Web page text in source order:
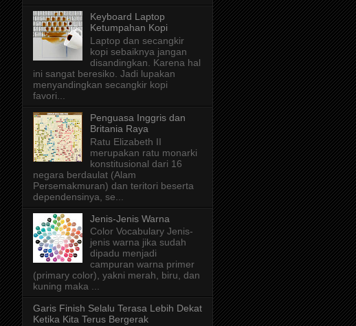
Keyboard Laptop
Ketumpahan Kopi
Laptop dan secangkir
kopi sebaiknya jangan
disandingkan. Karena hal
ini sangat beresiko. Jadi lupakan
menyandingkan secangkir kopi
favori...
Penguasa Inggris dan
Britania Raya
Ratu Elizabeth II
merupakan ratu monarki
konstitusional dari 16
negara berdaulat (Alam
Persemakmuran) dan teritori beserta
dependensinya, se...
Jenis-Jenis Warna
Color Vocabulary Jenis-
jenis warna jika sudah
dipadu menjadi
campuran warna primer
(primary color), yakni merah, biru, dan
kuning maka ...
Garis Finish Selalu Terasa Lebih Dekat
Ketika Kita Terus Bergerak